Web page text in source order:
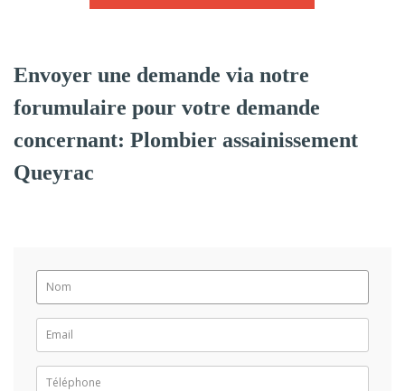
Envoyer une demande via notre
forumulaire pour votre demande
concernant: Plombier assainissement
Queyrac